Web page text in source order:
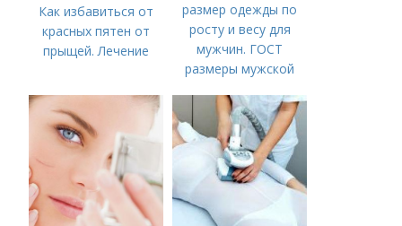
Как избавиться от
красных пятен от
прыщей. Лечение
размер одежды по
росту и весу для
мужчин. ГОСТ
размеры мужской